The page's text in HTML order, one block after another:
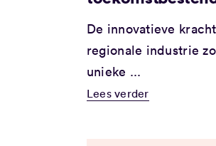
De innovatieve
regionale industrie
unieke ...
Lees verder